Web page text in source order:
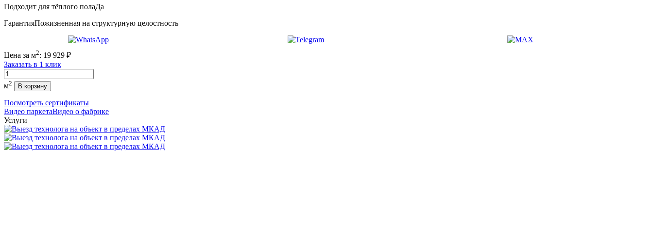
Подходит для тёплого полаДа
ГарантияПожизненная на структурную целостность
Цена за м2: 19 929 ₽
Заказать в 1 клик
Количество
м2 В корзину
Посмотреть сертификаты
Видео паркетаВидео о фабрике
Услуги